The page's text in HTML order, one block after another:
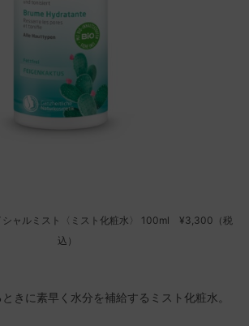
シャルミスト〈ミスト化粧水〉 100ml ¥3,300（税
込）
きに素早く水分を補給するミスト化粧水。